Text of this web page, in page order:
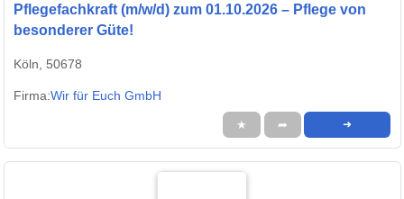
Pflegefachkraft (m/w/d) zum 01.10.2026 – Pflege von
besonderer Güte!
Köln, 50678
Firma:Wir für Euch GmbH
★ ➦ ➜